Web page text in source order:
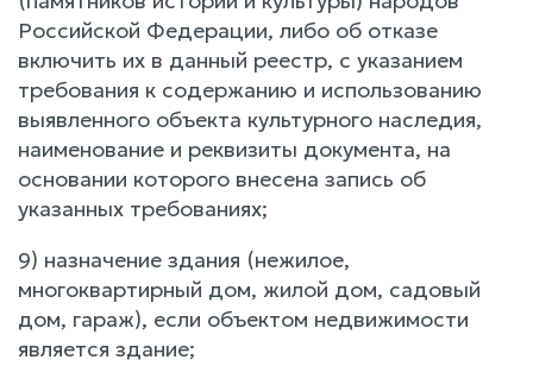
Российской Федерации, либо об отказе
включить их в данный реестр, с указанием
требования к содержанию и использованию
выявленного объекта культурного наследия,
наименование и реквизиты документа, на
основании которого внесена запись об
указанных требованиях;
9) назначение здания (нежилое,
многоквартирный дом, жилой дом, садовый
дом, гараж), если объектом недвижимости
является здание;